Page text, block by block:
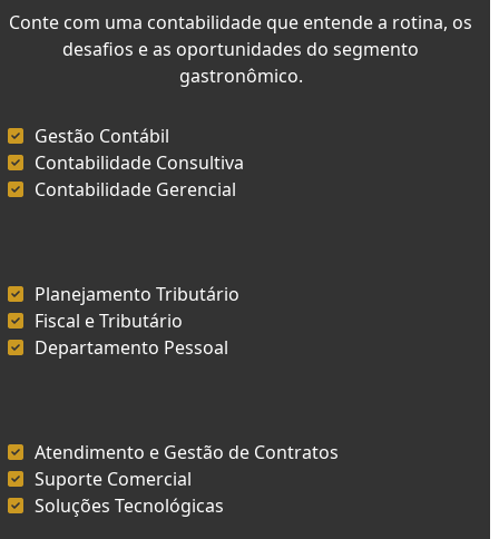
Conte com uma contabilidade que entende a rotina, os
desafios e as oportunidades do segmento
gastronômico.
Gestão Contábil
Contabilidade Consultiva
Contabilidade Gerencial
Planejamento Tributário
Fiscal e Tributário
Departamento Pessoal
Atendimento e Gestão de Contratos
Suporte Comercial
Soluções Tecnológicas